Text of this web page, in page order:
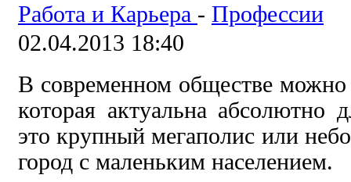
Работа и Карьера - Профессии
02.04.2013 18:40
В современном обществе можно
которая актуальна абсолютно
это крупный мегаполис или
город с маленьким населением.